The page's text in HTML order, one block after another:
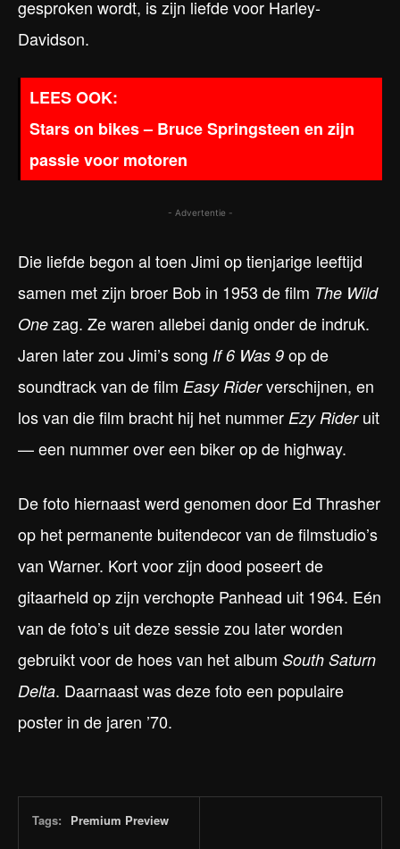
gesproken wordt, is zijn liefde voor Harley-
Davidson.
Stars on bikes – Bruce Springsteen en zijn
passie voor motoren
- Advertentie -
Die liefde begon al toen Jimi op tienjarige leeftijd
samen met zijn broer Bob in 1953 de film The Wild
One zag. Ze waren allebei danig onder de indruk.
Jaren later zou Jimi’s song If 6 Was 9 op de
soundtrack van de film Easy Riderverschijnen, en
los van die film bracht hij het nummer Ezy Rideruit
— een nummer over een biker op de highway.
De foto hiernaast werd genomen door Ed Thrasher
op het permanente buitendecor van de filmstudio’s
van Warner. Kort voor zijn dood poseert de
gitaarheld op zijn verchopte Panhead uit 1964. Eén
van de foto’s uit deze sessie zou later worden
gebruikt voor de hoes van het album South Saturn
Delta. Daarnaast was deze foto een populaire
poster in de jaren ’70.
Tags: Premium Preview